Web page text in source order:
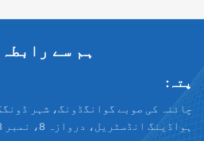
ہم سے
پتہ:
چائنہ کی صوبے گوانگڈونگ، شہر
ہواڈینگ انڈسٹریل، دروازہ 8، نمبر 58